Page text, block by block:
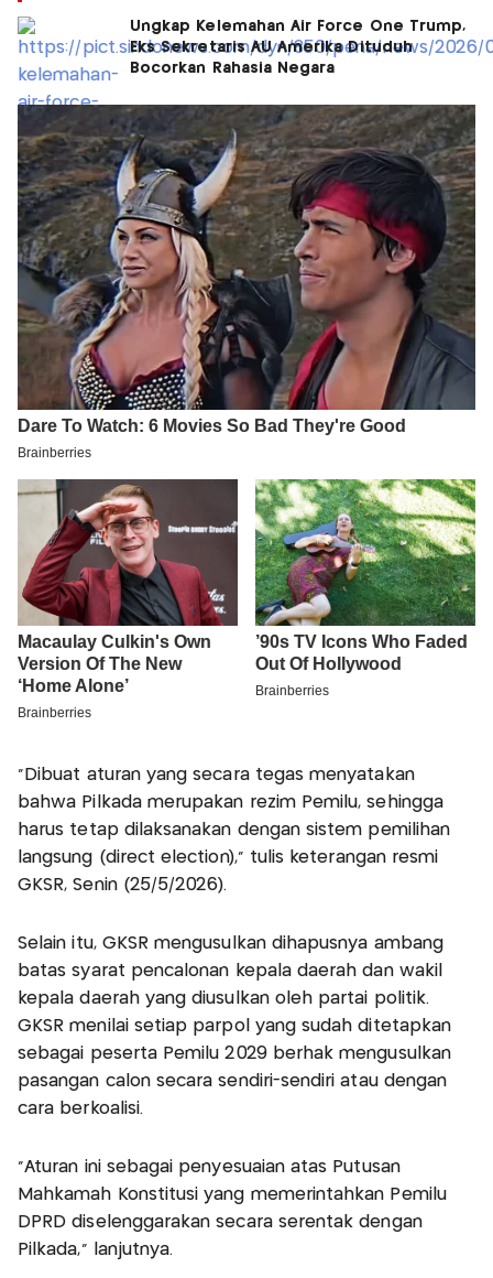
Ungkap Kelemahan Air Force One Trump,
Eks Sekretaris AU Amerika Dituduh
Bocorkan Rahasia Negara
"Dibuat aturan yang secara tegas menyatakan
bahwa Pilkada merupakan rezim Pemilu, sehingga
harus tetap dilaksanakan dengan sistem pemilihan
langsung (direct election)," tulis keterangan resmi
GKSR, Senin (25/5/2026).
Selain itu, GKSR mengusulkan dihapusnya ambang
batas syarat pencalonan kepala daerah dan wakil
kepala daerah yang diusulkan oleh partai politik.
GKSR menilai setiap parpol yang sudah ditetapkan
sebagai peserta Pemilu 2029 berhak mengusulkan
pasangan calon secara sendiri-sendiri atau dengan
cara berkoalisi.
"Aturan ini sebagai penyesuaian atas Putusan
Mahkamah Konstitusi yang memerintahkan Pemilu
DPRD diselenggarakan secara serentak dengan
Pilkada," lanjutnya.